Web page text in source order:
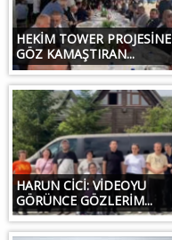
HEKİM TOWER PROJESİNE
GÖZ KAMAŞTIRAN...
HARUN CİCİ: VİDEOYU
GÖRÜNCE GÖZLERİM...